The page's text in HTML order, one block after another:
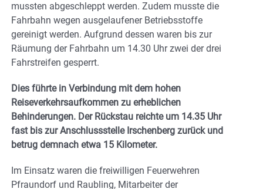
mussten abgeschleppt werden. Zudem musste die
Fahrbahn wegen ausgelaufener Betriebsstoffe
gereinigt werden. Aufgrund dessen waren bis zur
Räumung der Fahrbahn um 14.30 Uhr zwei der drei
Fahrstreifen gesperrt.
Dies führte in Verbindung mit dem hohen
Reiseverkehrsaufkommen zu erheblichen
Behinderungen. Der Rückstau reichte um 14.35 Uhr
fast bis zur Anschlussstelle Irschenberg zurück und
betrug demnach etwa 15 Kilometer.
Im Einsatz waren die freiwilligen Feuerwehren
Pfraundorf und Raubling, Mitarbeiter der